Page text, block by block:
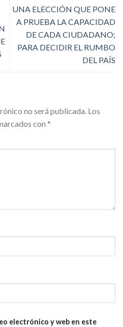
UNA ELECCIÓN QUE PONE
A PRUEBA LA CAPACIDAD
DE CADA CIUDADANO;
PARA DECIDIR EL RUMBO
DEL PAÍS
no será publicada. Los
con *
electrónico y web en este